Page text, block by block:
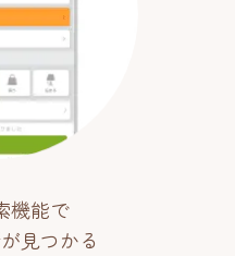
機能で
見つかる